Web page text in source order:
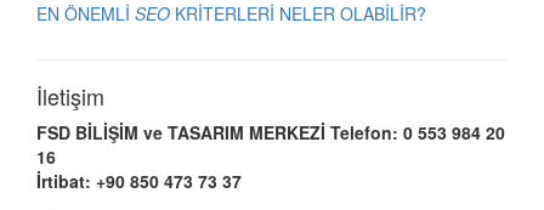
EN ÖNEMLİ SEO KRİTERLERİ NELER OLABİLİR?
İletişim
FSD BİLİŞİM ve TASARIM MERKEZİ Telefon: 0 553 984 20
16
İrtibat: +90 850 473 73 37